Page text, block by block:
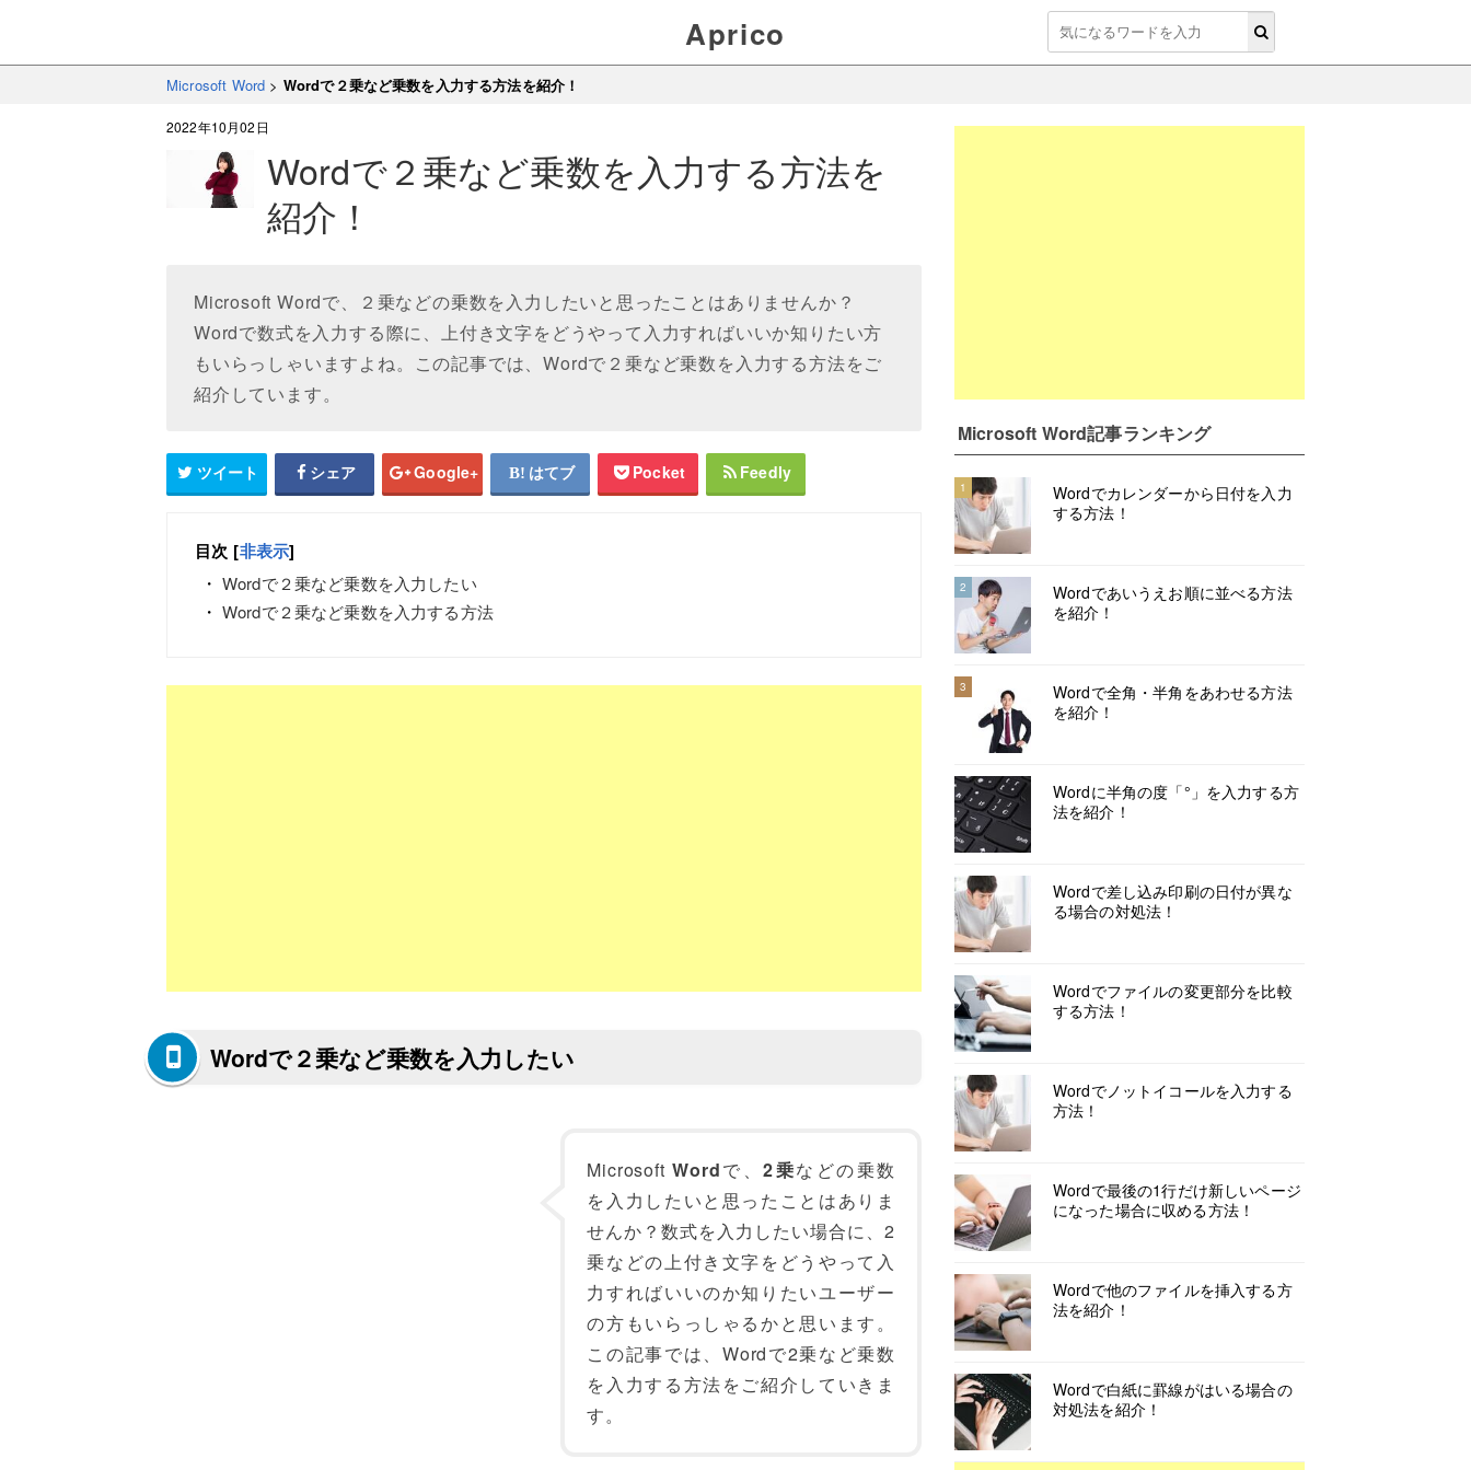
Aprico
Microsoft Word > Wordで２乗など乗数を入力する方法を紹介！
2022年10月02日
Wordで２乗など乗数を入力する方法を
紹介！
Microsoft Wordで、２乗などの乗数を入力したいと思ったことはありませんか？
Wordで数式を入力する際に、上付き文字をどうやって入力すればいいか知りたい方
もいらっしゃいますよね。この記事では、Wordで２乗など乗数を入力する方法をご
紹介しています。
ツイート シェア Google+ はてブ Pocket Feedly
目次 [非表示]
Wordで２乗など乗数を入力したい
Wordで２乗など乗数を入力する方法
Wordで２乗など乗数を入力したい
MicrosoftWordで、2乗などの乗数
を入力したいと思ったことはありま
せんか？数式を入力したい場合に、2
乗などの上付き文字をどうやって入
力すればいいのか知りたいユーザー
の方もいらっしゃるかと思います。
この記事では、Wordで2乗など乗数
を入力する方法をご紹介していきま
す。
Microsoft Word記事ランキング
1
Wordでカレンダーから日付を入力
する方法！
2
Wordであいうえお順に並べる方法
を紹介！
3
Wordで全角・半角をあわせる方法
を紹介！
Wordに半角の度「°」を入力する方
法を紹介！
Wordで差し込み印刷の日付が異な
る場合の対処法！
Wordでファイルの変更部分を比較
する方法！
Wordでノットイコールを入力する
方法！
Wordで最後の1行だけ新しいページ
になった場合に収める方法！
Wordで他のファイルを挿入する方
法を紹介！
Wordで白紙に罫線がはいる場合の
対処法を紹介！